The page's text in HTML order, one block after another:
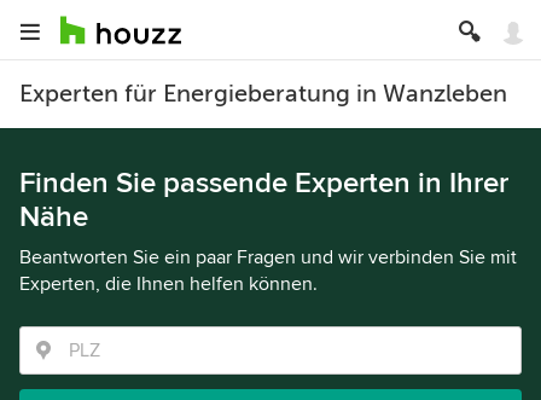
Experten für Energieberatung in Wanzleben
Finden Sie passende Experten in Ihrer
Nähe
Beantworten Sie ein paar Fragen und wir verbinden Sie mit
Experten, die Ihnen helfen können.